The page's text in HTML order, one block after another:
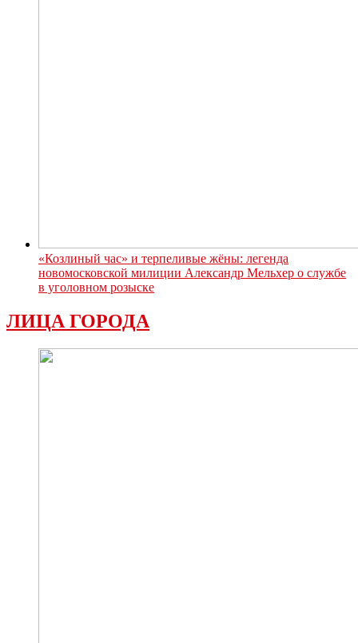
«Козлиный час» и терпеливые жёны: легенда
новомосковской милиции Александр Мельхер о службе
в уголовном розыске
ЛИЦА ГОРОДА